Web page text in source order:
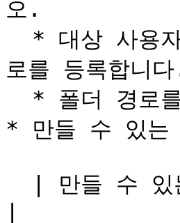
오.
로를 등록합니
* 만들 수 있는